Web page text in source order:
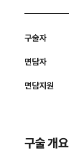
구술자
면담자
면담지원
구술 개요